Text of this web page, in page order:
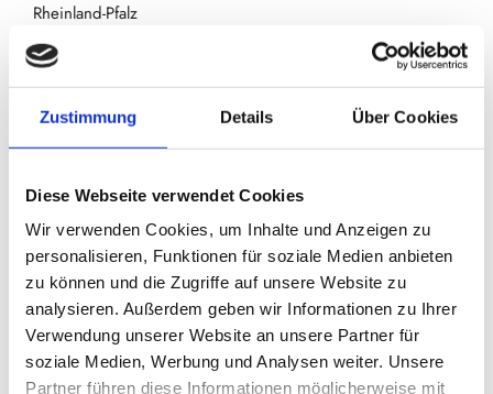
Zustimmung Details Über Cookies
Diese Webseite verwendet Cookies
Wir verwenden Cookies, um Inhalte und Anzeigen zu
personalisieren, Funktionen für soziale Medien anbieten
zu können und die Zugriffe auf unsere Website zu
analysieren. Außerdem geben wir Informationen zu Ihrer
Verwendung unserer Website an unsere Partner für
soziale Medien, Werbung und Analysen weiter. Unsere
Partner führen diese Informationen möglicherweise mit
Rheinland-Pfalz
Telefon:
Geschäftsführer/Inhaber:Dirk Miroschnik
Recht­li­cher Hin­weis:Die EU hat ein On­line-Ver­fah­ren zur
Bei­le­gung von Strei­tig­kei­ten zwi­schen Un­ter­neh­mern und
Ver­brau­chern ge­schaf­fen. In­for­ma­tio­nen dazu fin­den Sie
unterhttps://ec.europa.eu/consumers/odr